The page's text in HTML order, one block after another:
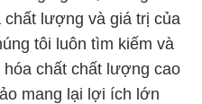
chất lượng và giá trị của
tôi luôn tìm kiếm và
chất chất lượng cao
mang lại lợi ích lớn